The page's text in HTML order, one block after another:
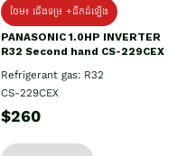
ថែម៖ ជើងទម្រ +ដឹកដំឡើង
PANASONIC 1.0HP INVERTER
R32 Second hand CS-229CEX
Refrigerant gas: R32
CS-229CEX
$260